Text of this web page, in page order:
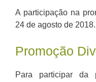
A participação na
24 de agosto de 2018.
Promoção
Para participar da